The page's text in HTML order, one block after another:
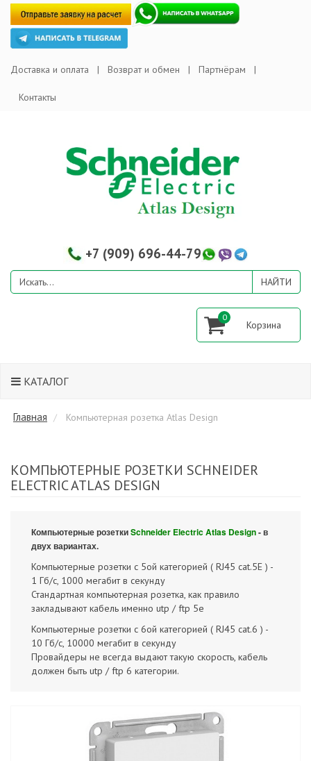
Доставка и оплата Возврат и обмен Партнёрам
Контакты
+7 (909) 696-44-79
0
КАТАЛОГ
Главная Компьютерная розетка Atlas Design
КОМПЬЮТЕРНЫЕ РОЗЕТКИ SCHNEIDER
ELECTRIC ATLAS DESIGN
Компьютерные розеткиSchneider Electric Atlas Design- в
двух вариантах.
Компьютерные розетки с 5ой категорией ( RJ45 cat.5Е ) -
1 Гб/с, 1000 мегабит в секунду
Стандартная компьютерная розетка, как правило
закладывают кабель именно utp / ftp 5e
Компьютерные розетки с 6ой категорией ( RJ45 cat.6 ) -
10 Гб/с, 10000 мегабит в секунду
Провайдеры не всегда выдают такую скорость, кабель
должен быть utp / ftp 6 категории.